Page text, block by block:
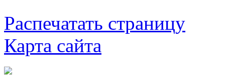
Распечатать страницу
Карта сайта